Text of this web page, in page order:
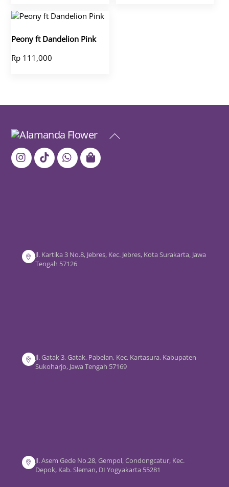
Peony ft Dandelion Pink
Rp 111,000
Back
Jl. Kartika 3 No.8, Jebres, Kec. Jebres, Kota Surakarta, Jawa
Tengah 57126
Jl. Gatak 3, Gatak, Pabelan, Kec. Kartasura, Kabupaten
Sukoharjo, Jawa Tengah 57169
Jl. Asem Gede No.28, Gempol, Condongcatur, Kec.
Depok, Kab. Sleman, DI Yogyakarta 55281